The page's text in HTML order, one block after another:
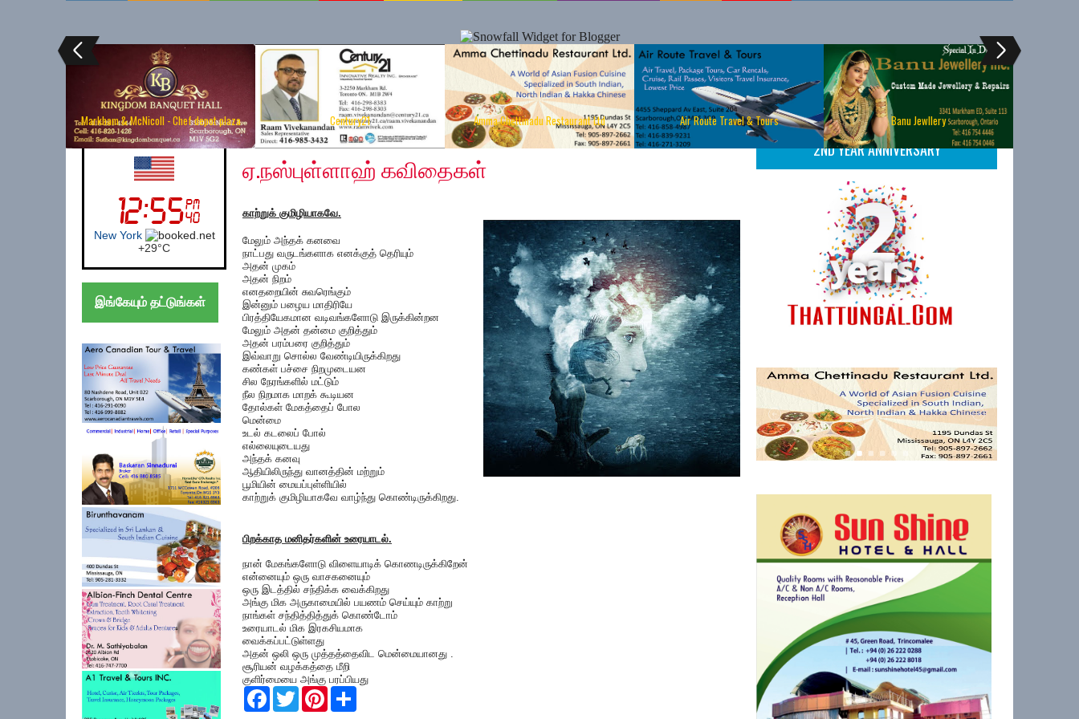
Markham & McNicoll - Chef depot plaza Century21 Amma Chettinadu Restaurant Ltd Air Route Travel & Tours Banu Jewllery
UK (London)
London
+22°C
இங்கேயும் தட்டுங்கள்
Friday, November 9, 2018
ஏ.நஸ்புள்ளாஹ் கவிதைகள்
காற்றுக் குமிழியாகவே.
மேலும் அந்தக் கனவை
நாட்பது வருடங்களாக எனக்குத் தெரியும்
அதன் முகம்
அதன் நிறம்
எனதறையின் சுவரெங்கும்
இன்னும் பழைய மாதிரியே
பிரத்தியேகமான வடிவங்களோடு இருக்கின்றன
மேலும் அதன் தன்மை குறித்தும்
அதன் பரம்பரை குறித்தும்
இவ்வாறு சொல்ல வேண்டியிருக்கிறது
கண்கள் பச்சை நிறமுடையன
சில நேரங்களில் மட்டும்
நீல நிறமாக மாறக் கூடியன
தோல்கள் மேகத்தைப் போல
மென்மை
உடல் கடலைப் போல்
எல்லையுடையது
அந்தக் கனவு
ஆதியிலிருந்து வானத்தின் மற்றும்
பூமியின் மையப்புள்ளியில்
காற்றுக் குமிழியாகவே வாழ்ந்து கொண்டிருக்கிறது.
பிறக்காத மனிதர்களின் உரையாடல்.
நான் மேகங்களோடு விளையாடிக் கொணடிருக்கிறேன்
என்னையும் ஒரு வாசகனையும்
ஒரு இடத்தில் சந்திக்க வைக்கிறது
அங்கு மிக அருகாமையில் பயணம் செய்யும் காற்று
நாங்கள் சந்தித்தித்துக் கொண்டோம்
உரையாடல் மிக இரகசியமாக
வைக்கப்பட்டுள்ளது
அதன் ஒலி ஒரு முத்தத்தைவிட மென்மையானது .
சூரியன் வழக்கத்தை மீறி
குளிர்மையை அங்கு பரப்பியது
F
T
w
P
2ND YEAR ANNIVERSARY